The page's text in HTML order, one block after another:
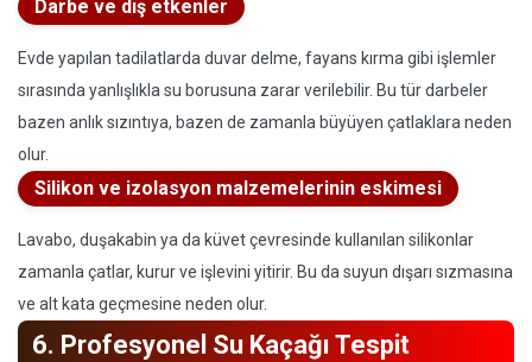
Darbe ve dış etkenler
Evde yapılan tadilatlarda duvar delme, fayans kırma gibi işlemler
sırasında yanlışlıkla su borusuna zarar verilebilir. Bu tür darbeler
bazen anlık sızıntıya, bazen de zamanla büyüyen çatlaklara neden
olur.
Silikon ve izolasyon malzemelerinin eskimesi
Lavabo, duşakabin ya da küvet çevresinde kullanılan silikonlar
zamanla çatlar, kurur ve işlevini yitirir. Bu da suyun dışarı sızmasına
ve alt kata geçmesine neden olur.
6. Profesyonel Su Kaçağı Tespit